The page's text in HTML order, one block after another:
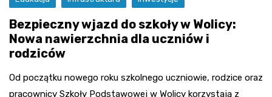
Bezpieczny wjazd do szkoły w Wolicy:
Nowa nawierzchnia dla uczniów i
rodziców
Od początku nowego roku szkolnego uczniowie, rodzice oraz
pracownicy Szkoły Podstawowej w Wolicy korzystają z